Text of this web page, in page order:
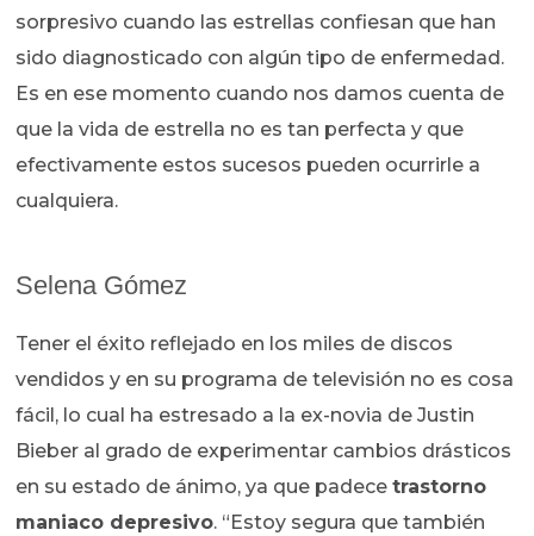
sorpresivo cuando las estrellas confiesan que han
sido diagnosticado con algún tipo de enfermedad.
Es en ese momento cuando nos damos cuenta de
que la vida de estrella no es tan perfecta y que
efectivamente estos sucesos pueden ocurrirle a
cualquiera.
Selena Gómez
Tener el éxito reflejado en los miles de discos
vendidos y en su programa de televisión no es cosa
fácil, lo cual ha estresado a la ex-novia de Justin
Bieber al grado de experimentar cambios drásticos
en su estado de ánimo, ya que padecetrastorno
maniaco depresivo. “Estoy segura que también